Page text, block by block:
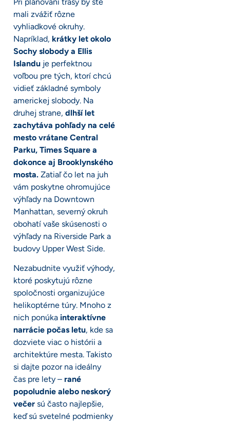
mali zvážiť rôzne
vyhliadkové okruhy.
Napríklad, krátky let okolo
Sochy slobody a Ellis
Islandu je perfektnou
voľbou pre tých, ktorí chcú
vidieť základné symboly
americkej slobody. Na
druhej strane, dlhší let
zachytáva pohľady na celé
mesto vrátane Central
Parku, Times Square a
dokonce aj Brooklynského
mosta. Zatiaľ čo let na juh
vám poskytne ohromujúce
výhľady na Downtown
Manhattan, severný okruh
obohatí vaše skúsenosti o
výhľady na Riverside Park a
budovy Upper West Side.
Nezabudnite využiť výhody,
ktoré poskytujú rôzne
spoločnosti organizujúce
helikoptérne túry. Mnoho z
nich ponúka interaktívne
narrácie počas letu, kde sa
dozviete viac o histórii a
architektúre mesta. Takisto
si dajte pozor na ideálny
čas pre lety – rané
popoludnie alebo neskorý
večer sú často najlepšie,
keď sú svetelné podmienky